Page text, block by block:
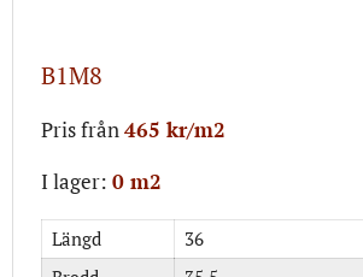
B1M8
Pris från465 kr/m2
I lager: 0 m2
Längd
36